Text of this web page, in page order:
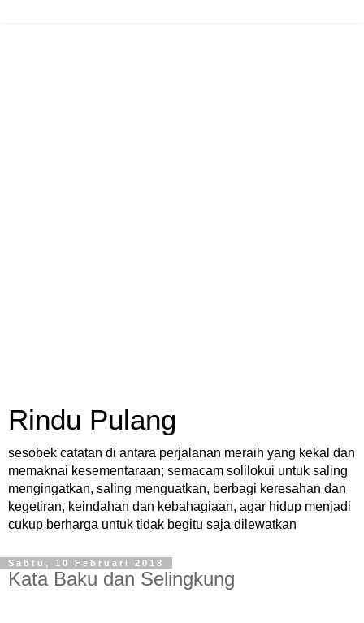
Rindu Pulang
sesobek catatan di antara perjalanan meraih yang kekal dan
memaknai kesementaraan; semacam solilokui untuk saling
mengingatkan, saling menguatkan, berbagi keresahan dan
kegetiran, keindahan dan kebahagiaan, agar hidup menjadi
cukup berharga untuk tidak begitu saja dilewatkan
Sabtu, 10 Februari 2018
Kata Baku dan Selingkung